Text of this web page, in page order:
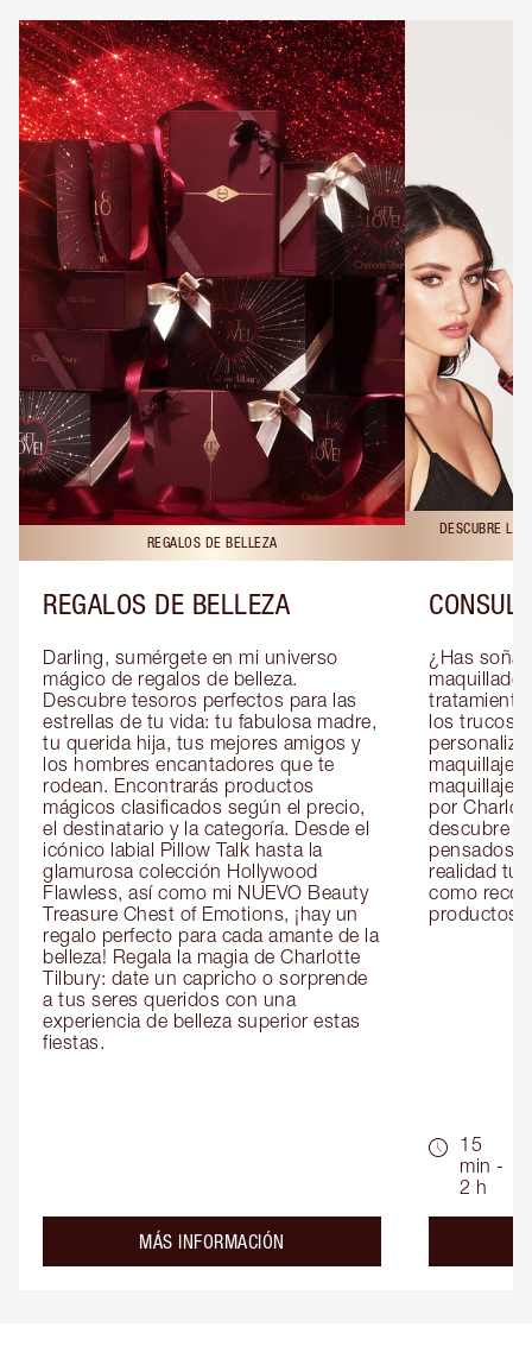
REGALOS DE BELLEZA
REGALOS DE BELLEZA
Darling, sumérgete en mi universo
mágico de regalos de belleza.
Descubre tesoros perfectos para las
estrellas de tu vida: tu fabulosa madre,
tu querida hija, tus mejores amigos y
los hombres encantadores que te
rodean. Encontrarás productos
mágicos clasificados según el precio,
el destinatario y la categoría. Desde el
icónico labial Pillow Talk hasta la
glamurosa colección Hollywood
Flawless, así como mi NUEVO Beauty
Treasure Chest of Emotions, ¡hay un
regalo perfecto para cada amante de la
belleza! Regala la magia de Charlotte
Tilbury: date un capricho o sorprende
a tus seres queridos con una
experiencia de belleza superior estas
fiestas.
MÁS INFORMACIÓN
DESCUBRE
¿Has
los
maquillaje
maquillaje
por
descubre
pensados
realidad
como
productos
15
min -
2 h